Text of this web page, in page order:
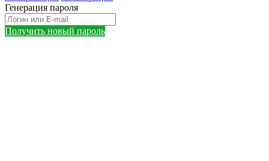
Генерация пароля
Получить новый пароль